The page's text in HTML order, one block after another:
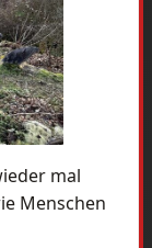
mal
Menschen